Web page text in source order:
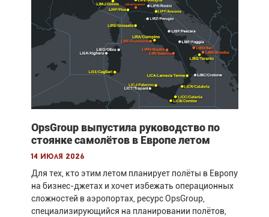
OpsGroup выпустила руководство по
стоянке самолётов в Европе летом
14 июля 2026
Для тех, кто этим летом планирует полёты в Европу
на бизнес-джетах и хочет избежать операционных
сложностей в аэропортах, ресурс OpsGroup,
специализирующийся на планировании полётов,